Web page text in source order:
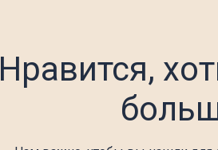
Нравится,